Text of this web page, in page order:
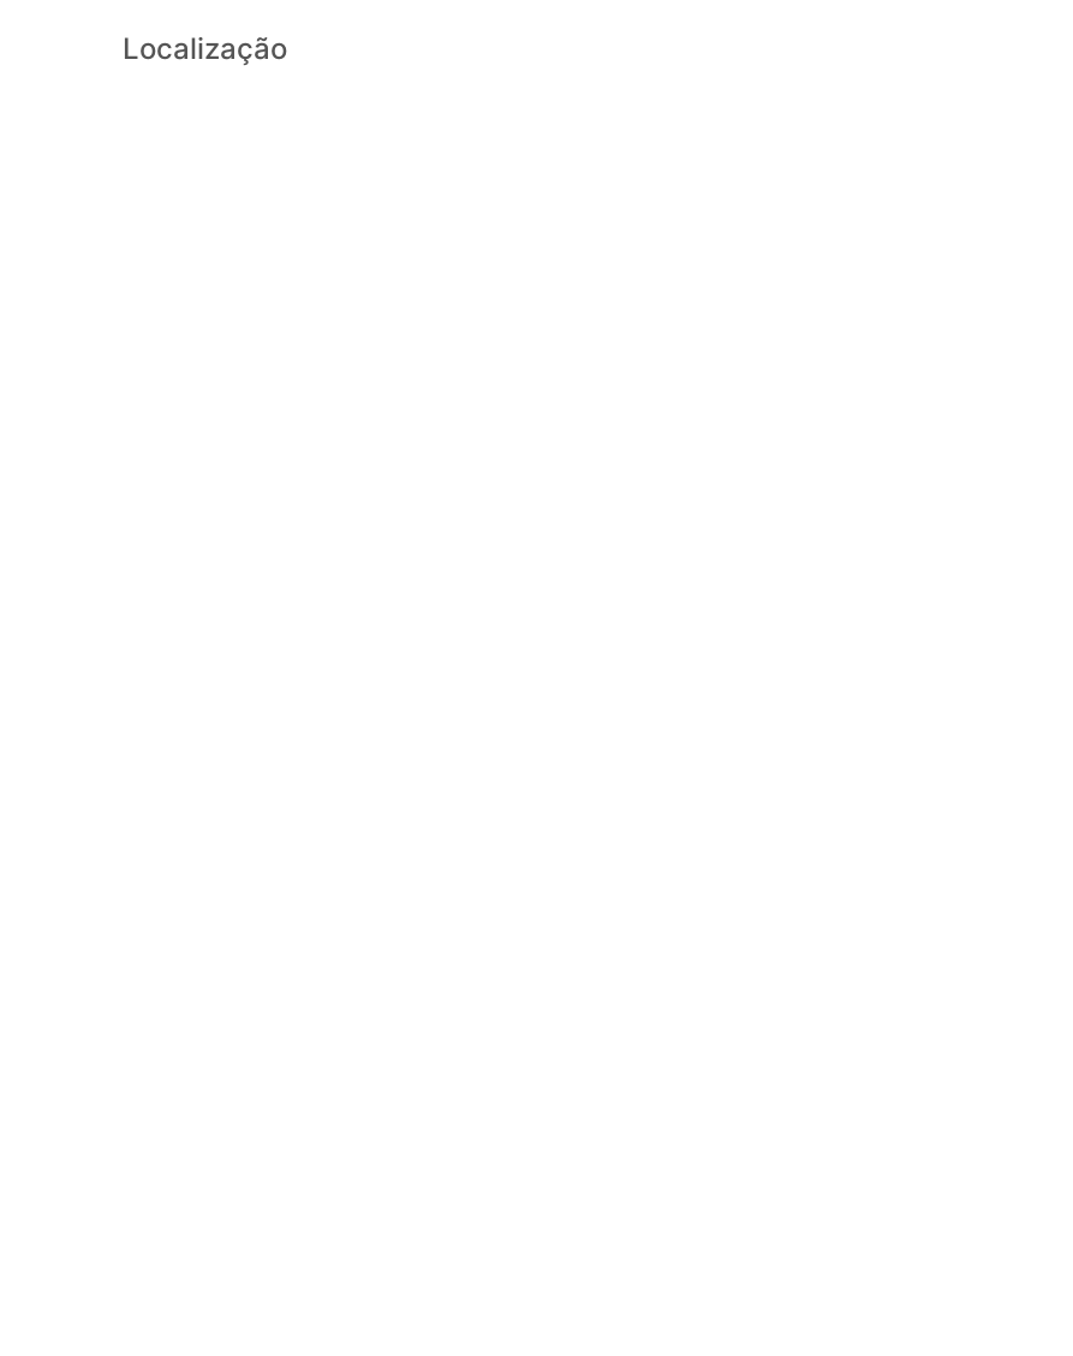
Localização